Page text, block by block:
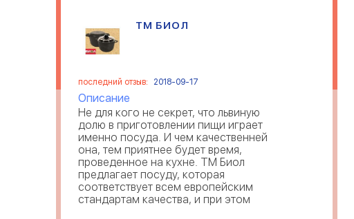
ТМ БИОЛ
последний отзыв: 2018-09-17
Описание
Не для кого не секрет, что львиную
долю в приготовлении пищи играет
именно посуда. И чем качественней
она, тем приятнее будет время,
проведенное на кухне. ТМ Биол
предлагает посуду, которая
соответствует всем европейским
стандартам качества, и при этом